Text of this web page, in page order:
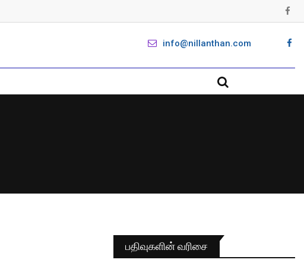
info@nillanthan.com
பதிவுகளின் வரிசை